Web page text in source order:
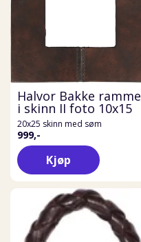
Halvor Bakke ramme
i skinn II foto 10x15
20x25 skinn med søm
999,-
Kjøp